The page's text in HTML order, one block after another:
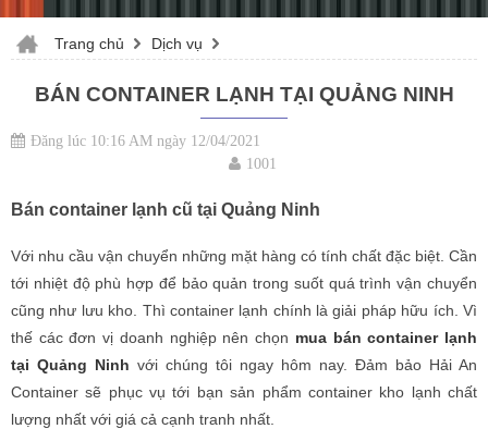
Trang chủ Dịch vụ
BÁN CONTAINER LẠNH TẠI QUẢNG NINH
Đăng lúc 10:16 AM ngày 12/04/2021
1001
Bán container lạnh cũ tại Quảng Ninh
Với nhu cầu vận chuyển những mặt hàng có tính chất đặc biệt. Cần
tới nhiệt độ phù hợp để bảo quản trong suốt quá trình vận chuyển
cũng như lưu kho. Thì container lạnh chính là giải pháp hữu ích. Vì
thế các đơn vị doanh nghiệp nên chọn mua bán container lạnh
tại Quảng Ninh với chúng tôi ngay hôm nay. Đảm bảo Hải An
Container sẽ phục vụ tới bạn sản phẩm container kho lạnh chất
lượng nhất với giá cả cạnh tranh nhất.